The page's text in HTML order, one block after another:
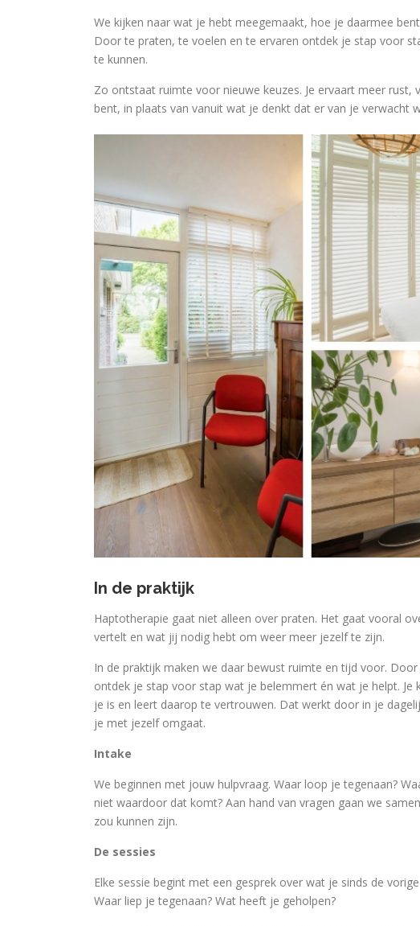
We kijken naar wat je hebt meegemaakt, hoe je daarmee
Door te praten, te voelen en te ervaren ontdek je stap voor
te kunnen.
Zo ontstaat ruimte voor nieuwe keuzes. Je ervaart meer
bent, in plaats van vanuit wat je denkt dat er van je verwacht
In de praktijk
Haptotherapie gaat niet alleen over praten. Het gaat vooral
vertelt en wat jij nodig hebt om weer meer jezelf te zijn.
In de praktijk maken we daar bewust ruimte en tijd voor.
ontdek je stap voor stap wat je belemmert én wat je helpt.
je is en leert daarop te vertrouwen. Dat werkt door in je
je met jezelf omgaat.
Intake
We beginnen met jouw hulpvraag. Waar loop je tegenaan?
niet waardoor dat komt? Aan hand van vragen gaan we
zou kunnen zijn.
De sessies
Elke sessie begint met een gesprek over wat je sinds de
Waar liep je tegenaan? Wat heeft je geholpen?